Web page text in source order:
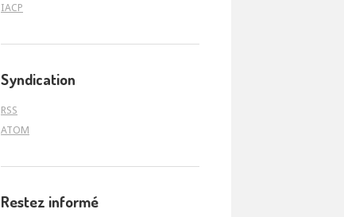
IACP
Syndication
RSS
ATOM
Restez informé